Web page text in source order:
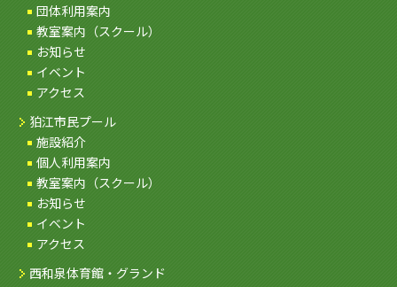
団体利用案内
教室案内（スクール）
お知らせ
イベント
アクセス
狛江市民プール
施設紹介
個人利用案内
教室案内（スクール）
お知らせ
イベント
アクセス
西和泉体育館・グランド